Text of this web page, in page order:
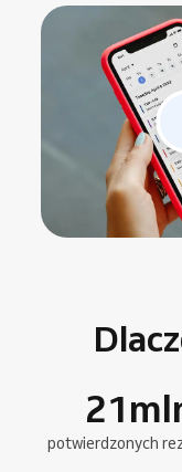
21
potwierdzonych